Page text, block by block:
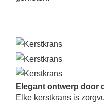
Elegant ontwerp door
Elke kerstkrans is